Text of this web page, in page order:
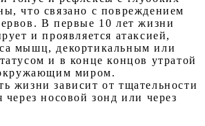
что связано с повреждением
В первые 10 лет жизни
и проявляется атаксией,
мышц, декортикальным или
и в конце концов утратой
миром.
жизни зависит от тщательности
через носовой зонд или через